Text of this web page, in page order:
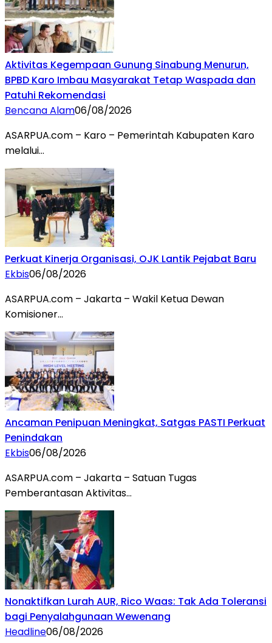
Aktivitas Kegempaan Gunung Sinabung Menurun,
BPBD Karo Imbau Masyarakat Tetap Waspada dan
Patuhi Rekomendasi
Bencana Alam06/08/2026
ASARPUA.com – Karo – Pemerintah Kabupaten Karo
melalui…
Perkuat Kinerja Organisasi, OJK Lantik Pejabat Baru
Ekbis06/08/2026
ASARPUA.com – Jakarta – Wakil Ketua Dewan
Komisioner…
Ancaman Penipuan Meningkat, Satgas PASTI Perkuat
Penindakan
Ekbis06/08/2026
ASARPUA.com – Jakarta – Satuan Tugas
Pemberantasan Aktivitas…
Nonaktifkan Lurah AUR, Rico Waas: Tak Ada Toleransi
bagi Penyalahgunaan Wewenang
Headline06/08/2026